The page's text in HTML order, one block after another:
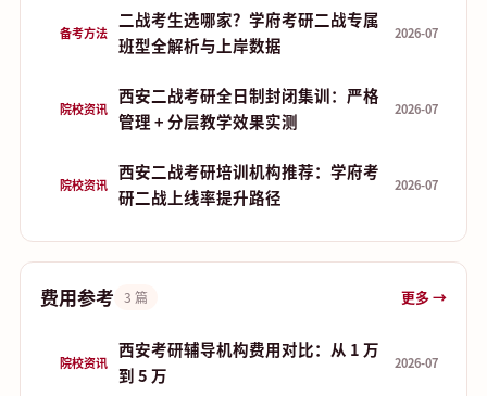
备考方法
二战考生选哪家？学府考研二战专属
班型全解析与上岸数据
2026-07
院校资讯
西安二战考研全日制封闭集训：严格
管理 + 分层教学效果实测
2026-07
院校资讯
西安二战考研培训机构推荐：学府考
研二战上线率提升路径
2026-07
费用参考 3 篇 更多 →
院校资讯
西安考研辅导机构费用对比：从 1 万
到 5 万
2026-07